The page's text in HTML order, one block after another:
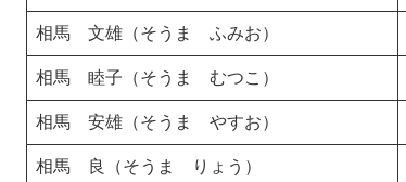
相馬 文雄（そうま ふみお）
相馬 睦子（そうま むつこ）
相馬 安雄（そうま やすお）
相馬 良（そうま りょう）